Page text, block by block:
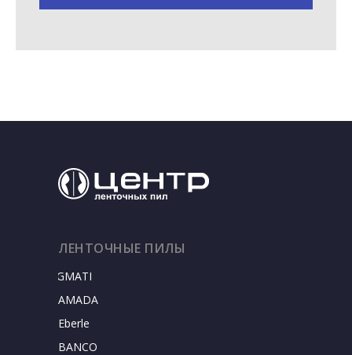
SIGMATEC
AMADA
Eberle
BANCO
ЛЕНТОЧНЫЕ ПИЛЫ